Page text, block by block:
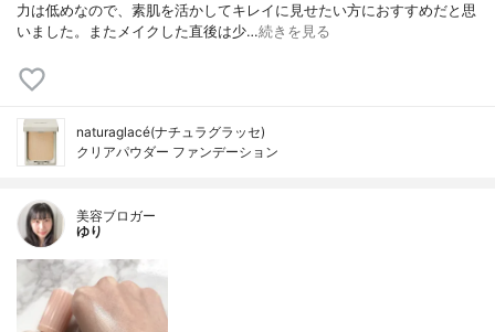
力は低めなので、素肌を活かしてキレイに見せたい方におすすめだと思
いました。またメイクした直後は少…続きを見る
naturaglacé(ナチュラグラッセ)
クリアパウダー ファンデーション
美容ブロガー
ゆり